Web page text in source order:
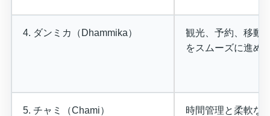
4. ダンミカ（Dhammika）
観光、予約、移動
をスムーズに進め
5. チャミ（Chami）
時間管理と柔軟な